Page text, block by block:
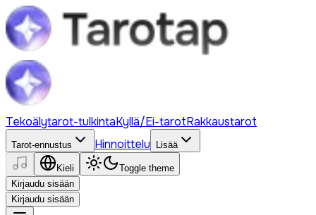
Tekoälytarot-tulkintaKyllä/Ei-tarotRakkaustarot
Tarot-ennustus Hinnoittelu Lisää
Kieli
Toggle theme
Kirjaudu sisään
Kirjaudu sisään